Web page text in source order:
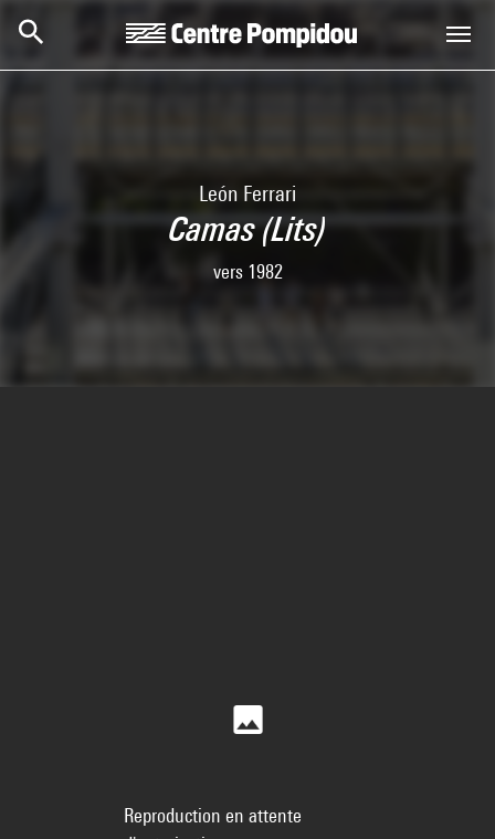
León Ferrari
Camas (Lits)
vers 1982
Reproduction en attente